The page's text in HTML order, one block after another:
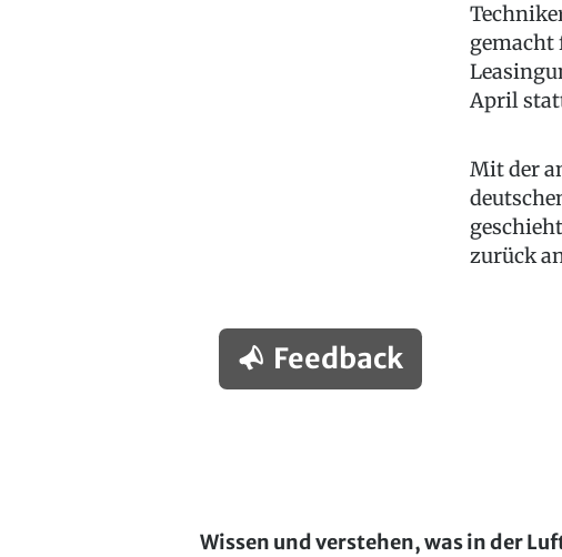
gemacht
April
Mit der
zurück
Feedback
Wissen und verstehen, was in der